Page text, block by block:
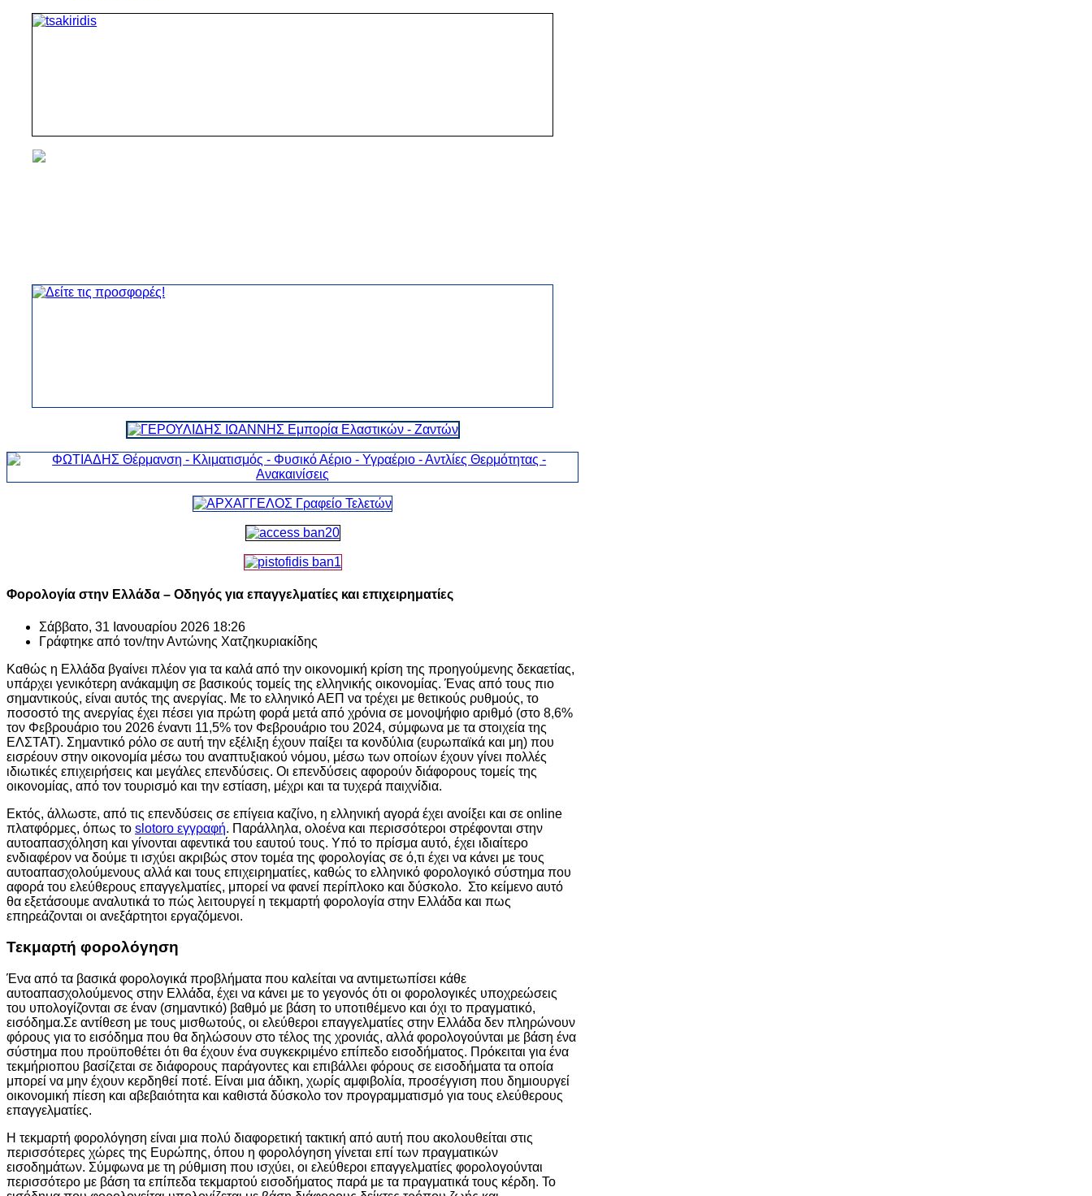
Φορολογία στην Ελλάδα – Οδηγός για επαγγελματίες και επιχειρηματίες
Σάββατο, 31 Ιανουαρίου 2026 18:26
Γράφτηκε από τον/τηνΑντώνης Χατζηκυριακίδης
Καθώς η Ελλάδα βγαίνει πλέον για τα καλά από την οικονομική κρίση της προηγούμενης δεκαετίας,
υπάρχει γενικότερη ανάκαμψη σε βασικούς τομείς της ελληνικής οικονομίας. Ένας από τους πιο
σημαντικούς, είναι αυτός της ανεργίας. Με το ελληνικό ΑΕΠ να τρέχει με θετικούς ρυθμούς, το
ποσοστό της ανεργίας έχει πέσει για πρώτη φορά μετά από χρόνια σε μονοψήφιο αριθμό (στο 8,6%
τον Φεβρουάριο του 2026 έναντι 11,5% τον Φεβρουάριο του 2024, σύμφωνα με τα στοιχεία της
ΕΛΣΤΑΤ). Σημαντικό ρόλο σε αυτή την εξέλιξη έχουν παίξει τα κονδύλια (ευρωπαϊκά και μη) που
εισρέουν στην οικονομία μέσω του αναπτυξιακού νόμου, μέσω των οποίων έχουν γίνει πολλές
ιδιωτικές επιχειρήσεις και μεγάλες επενδύσεις. Οι επενδύσεις αφορούν διάφορους τομείς της
οικονομίας, από τον τουρισμό και την εστίαση, μέχρι και τα τυχερά παιχνίδια.
Εκτός, άλλωστε, από τις επενδύσεις σε επίγεια καζίνο, η ελληνική αγορά έχει ανοίξει και σε online
πλατφόρμες, όπως το slotoro εγγραφή. Παράλληλα, ολοένα και περισσότεροι στρέφονται στην
αυτοαπασχόληση και γίνονται αφεντικά του εαυτού τους. Υπό το πρίσμα αυτό, έχει ιδιαίτερο
ενδιαφέρον να δούμε τι ισχύει ακριβώς στον τομέα της φορολογίας σε ό,τι έχει να κάνει με τους
αυτοαπασχολούμενους αλλά και τους επιχειρηματίες, καθώς το ελληνικό φορολογικό σύστημα που
αφορά του ελεύθερους επαγγελματίες, μπορεί να φανεί περίπλοκο και δύσκολο. Στο κείμενο αυτό
θα εξετάσουμε αναλυτικά το πώς λειτουργεί η τεκμαρτή φορολογία στην Ελλάδα και πως
επηρεάζονται οι ανεξάρτητοι εργαζόμενοι.
Τεκμαρτή φορολόγηση
Ένα από τα βασικά φορολογικά προβλήματα που καλείται να αντιμετωπίσει κάθε
αυτοαπασχολούμενος στην Ελλάδα, έχει να κάνει με το γεγονός ότι οι φορολογικές υποχρεώσεις
του υπολογίζονται σε έναν (σημαντικό) βαθμό με βάση το υποτιθέμενο και όχι το πραγματικό,
εισόδημα.Σε αντίθεση με τους μισθωτούς, οι ελεύθεροι επαγγελματίες στην Ελλάδα δεν πληρώνουν
φόρους για το εισόδημα που θα δηλώσουν στο τέλος της χρονιάς, αλλά φορολογούνται με βάση ένα
σύστημα που προϋποθέτει ότι θα έχουν ένα συγκεκριμένο επίπεδο εισοδήματος. Πρόκειται για ένα
τεκμήριοπου βασίζεται σε διάφορους παράγοντες και επιβάλλει φόρους σε εισοδήματα τα οποία
μπορεί να μην έχουν κερδηθεί ποτέ. Είναι μια άδικη, χωρίς αμφιβολία, προσέγγιση που δημιουργεί
οικονομική πίεση και αβεβαιότητα και καθιστά δύσκολο τον προγραμματισμό για τους ελεύθερους
επαγγελματίες.
Η τεκμαρτή φορολόγηση είναι μια πολύ διαφορετική τακτική από αυτή που ακολουθείται στις
περισσότερες χώρες της Ευρώπης, όπου η φορολόγηση γίνεται επί των πραγματικών
εισοδημάτων. Σύμφωνα με τη ρύθμιση που ισχύει, οι ελεύθεροι επαγγελματίες φορολογούνται
περισσότερο με βάση τα επίπεδα τεκμαρτού εισοδήματος παρά με τα πραγματικά τους κέρδη. Το